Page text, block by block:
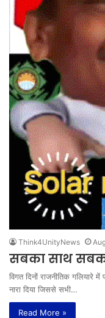
Think4UnityNews
सबका साथ
विगत दिनों राजनीतिक गलियारे में
नारा दिया जिससे सभी…
Read More »